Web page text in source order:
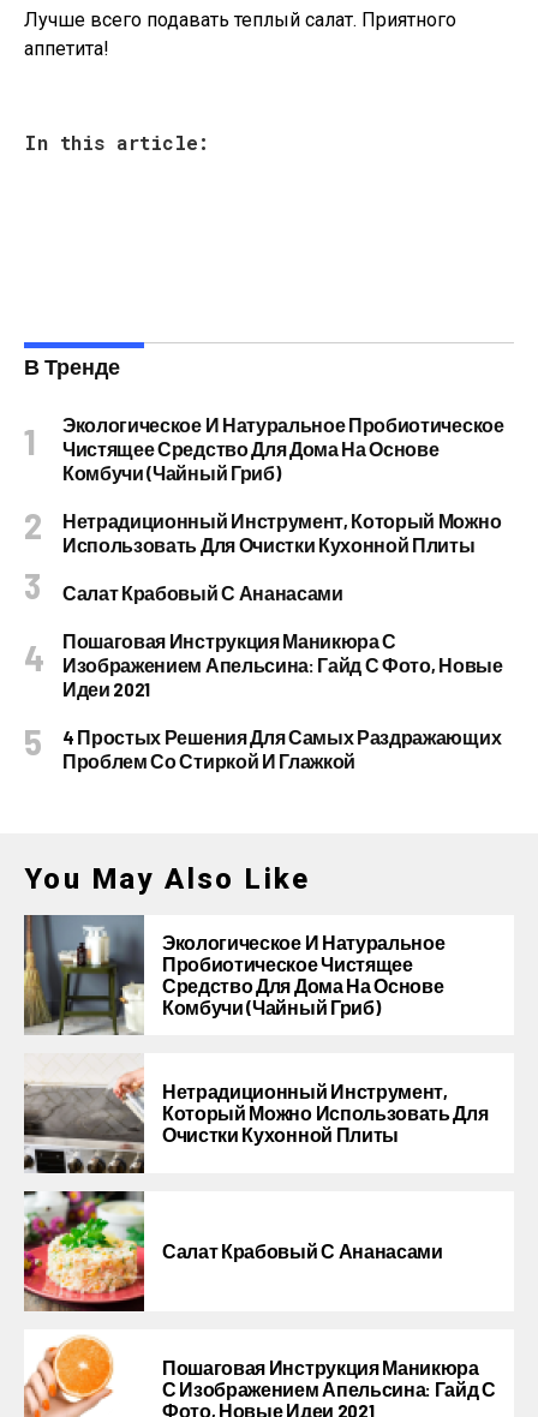
Лучше всего подавать теплый салат. Приятного
аппетита!
In this article:
В Тренде
Экологическое И Натуральное Пробиотическое
Чистящее Средство Для Дома На Основе
Комбучи (чайный Гриб)
Нетрадиционный Инструмент, Который Можно
Использовать Для Очистки Кухонной Плиты
Салат Крабовый С Ананасами
Пошаговая Инструкция Маникюра С
Изображением Апельсина: Гайд С Фото, Новые
Идеи 2021
4 Простых Решения Для Самых Раздражающих
Проблем Со Стиркой И Глажкой
You May Also Like
Экологическое И Натуральное
Пробиотическое Чистящее
Средство Для Дома На Основе
Комбучи (чайный Гриб)
Нетрадиционный Инструмент,
Который Можно Использовать Для
Очистки Кухонной Плиты
Салат Крабовый С Ананасами
Пошаговая Инструкция Маникюра
С Изображением Апельсина: Гайд С
Фото, Новые Идеи 2021